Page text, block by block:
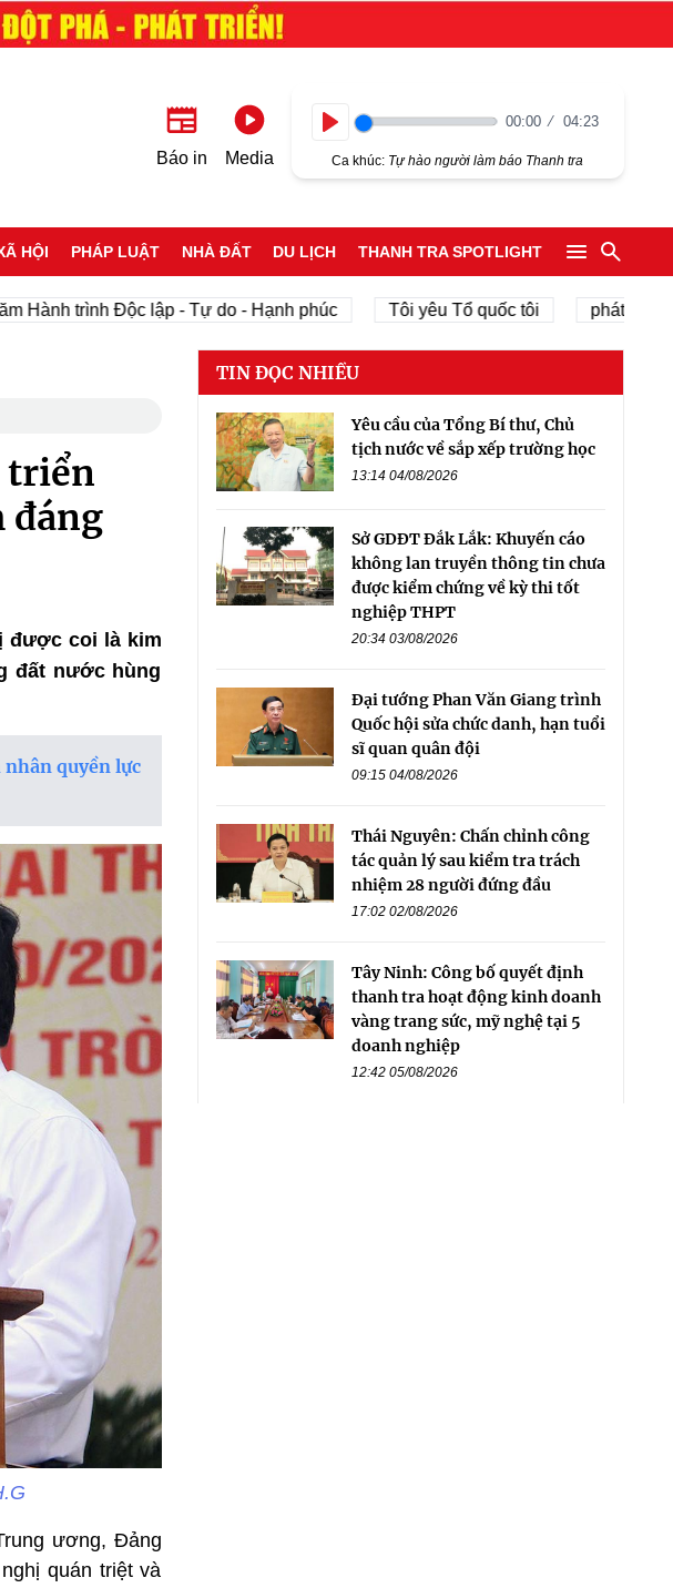
Báo in Media
00:00 04:23
Ca khúc: Tự hào người làm báo Thanh tra
HỘI PHÁP LUẬT NHÀ ĐẤT DU LỊCH THANH TRA SPOTLIGHT
trình Độc lập - Tự do - Hạnh phúc Tôi yêu Tổ quốc tôi phát triển kinh tế
triển
đáng
được coi là kim
đất nước hùng
quyền lực
ương, Đảng
quán triệt và
TIN ĐỌC NHIỀU
Yêu cầu của Tổng Bí thư, Chủ
tịch nước về sắp xếp trường học
13:14 04/08/2026
Sở GDĐT Đắk Lắk: Khuyến cáo
không lan truyền thông tin chưa
được kiểm chứng về kỳ thi tốt
nghiệp THPT
20:34 03/08/2026
Đại tướng Phan Văn Giang trình
Quốc hội sửa chức danh, hạn tuổi
sĩ quan quân đội
09:15 04/08/2026
Thái Nguyên: Chấn chỉnh công
tác quản lý sau kiểm tra trách
nhiệm 28 người đứng đầu
17:02 02/08/2026
Tây Ninh: Công bố quyết định
thanh tra hoạt động kinh doanh
vàng trang sức, mỹ nghệ tại 5
doanh nghiệp
12:42 05/08/2026